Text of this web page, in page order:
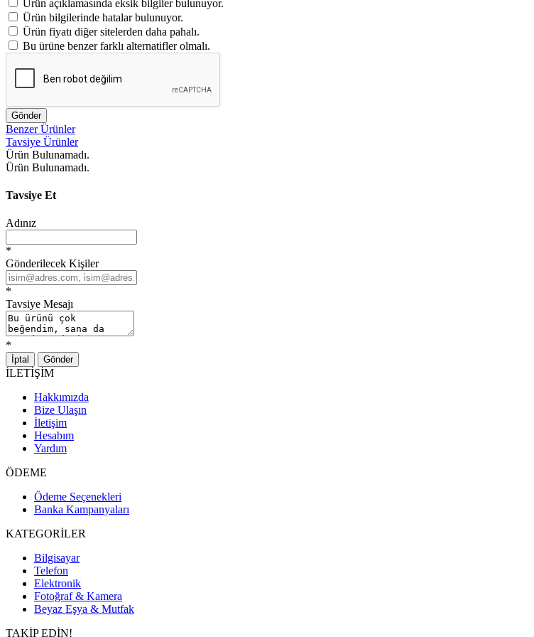
Ürün açıklamasında eksik bilgiler bulunuyor.
Ürün bilgilerinde hatalar bulunuyor.
Ürün fiyatı diğer sitelerden daha pahalı.
Bu ürüne benzer farklı alternatifler olmalı.
Gönder
Benzer Ürünler
Tavsiye Ürünler
Ürün Bulunamadı.
Ürün Bulunamadı.
Tavsiye Et
Adınız
*
Gönderilecek Kişiler
*
Tavsiye Mesajı
*
İptal Gönder
İLETİŞİM
Hakkımızda
Bize Ulaşın
İletişim
Hesabım
Yardım
ÖDEME
Ödeme Seçenekleri
Banka Kampanyaları
KATEGORİLER
Bilgisayar
Telefon
Elektronik
Fotoğraf & Kamera
Beyaz Eşya & Mutfak
TAKİP EDİN!